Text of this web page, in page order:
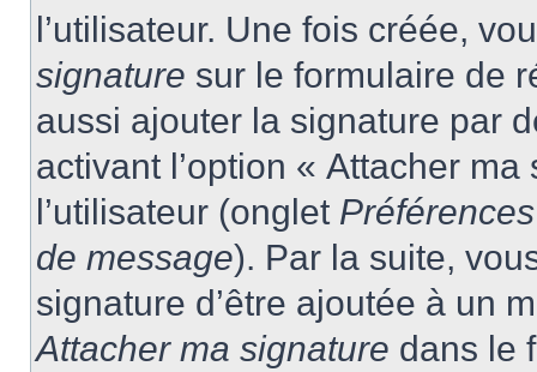
l’utilisateur. Une fois créée,
signature sur le formulaire de
aussi ajouter la signature par
activant l’option « Attacher
l’utilisateur (onglet
de message). Par la suite,
signature d’être ajoutée à un
Attacher ma signature dans le